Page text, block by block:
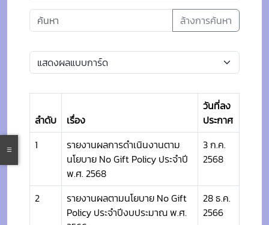
ล้างการค้นหา
ลำดับ เรื่อง
วันที่ลง
ประกาศ
1
รายงานผลการดำเนินงานตาม
นโยบาย No Gift Policy ประจำปี
พ.ศ. 2568
3 ก.ค.
2568
2
รายงานผลตามนโยบาย No Gift
Policy ประจำปีงบประมาณ พ.ศ.
28 ธ.ค.
2566